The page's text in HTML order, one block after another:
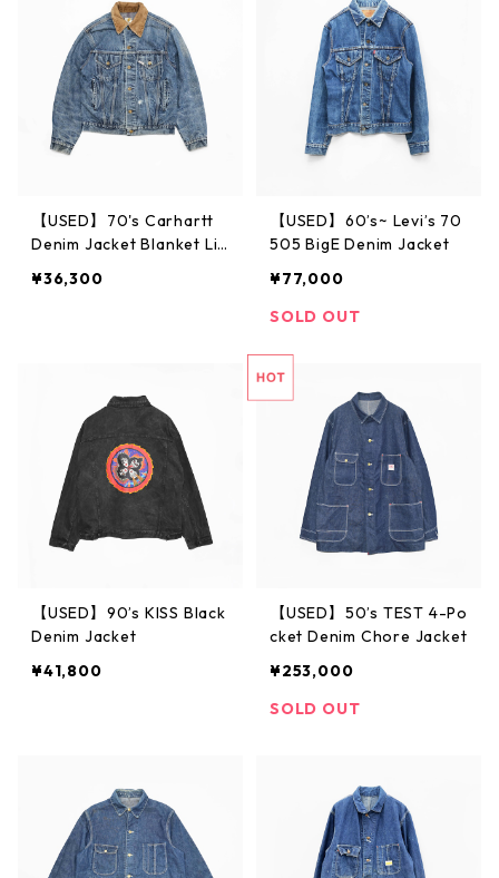
【USED】70's Carhartt
Denim Jacket Blanket Lin
¥36,300
【USED】60’s~ Levi’s 70
505 BigE Denim Jacket
¥77,000
SOLD OUT
【USED】90’s KISS Black
Denim Jacket
¥41,800
【USED】50’s TEST 4-Po
cket Denim Chore Jacket
¥253,000
SOLD OUT